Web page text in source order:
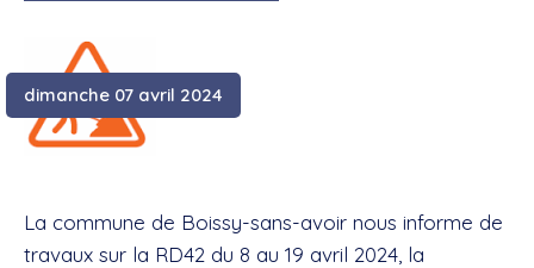
dimanche 07 avril 2024
La commune de Boissy-sans-avoir nous informe de
travaux sur la RD42 du 8 au 19 avril 2024, la